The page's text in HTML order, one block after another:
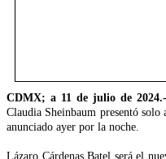
CDMX; a 11 de julio de 2024.-
Claudia Sheinbaum presentó
anunciado ayer por la noche.
Lázaro Cárdenas Batel será el